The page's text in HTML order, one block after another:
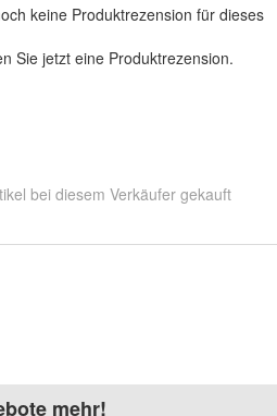
keine Produktrezension für dieses
Sie jetzt eine Produktrezension.
bei diesem Verkäufer gekauft
mehr!